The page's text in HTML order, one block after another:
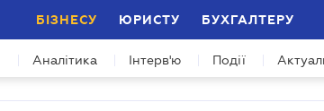
БІЗНЕСУ ЮРИСТУ БУХГАЛТЕРУ
Аналітика Інтерв'ю Події